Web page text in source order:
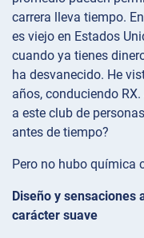
carrera lleva tiempo.
es viejo en Estados
cuando ya tienes
ha desvanecido. He
años, conduciendo
a este club de
antes de tiempo?
Pero no hubo química
Diseño y sensaciones
carácter suave